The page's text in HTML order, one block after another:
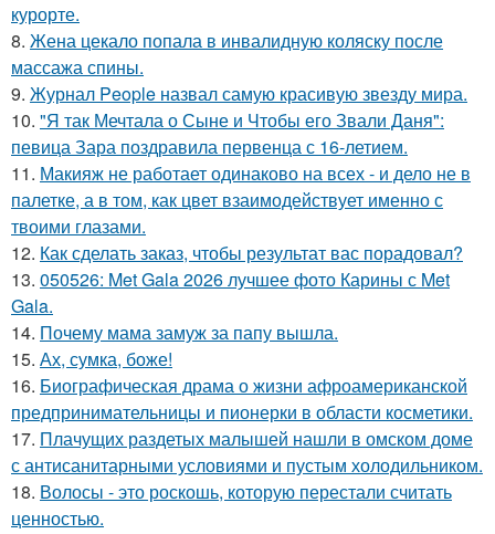
курорте.
8. Жена цекало попала в инвалидную коляску после
массажа спины.
9. Журнал People назвал самую красивую звезду мира.
10. "Я так Мечтала о Сыне и Чтобы его Звали Даня":
певица Зара поздравила первенца с 16-летием.
11. Макияж не работает одинаково на всех - и дело не в
палетке, а в том, как цвет взаимодействует именно с
твоими глазами.
12. Как сделать заказ, чтобы результат вас порадовал?
13. 050526: Met Gala 2026 лучшее фото Карины с Met
Gala.
14. Почему мама замуж за папу вышла.
15. Ах, сумка, боже!
16. Биографическая драма о жизни афроамериканской
предпринимательницы и пионерки в области косметики.
17. Плачущих раздетых малышей нашли в омском доме
с антисанитарными условиями и пустым холодильником.
18. Волосы - это роскошь, которую перестали считать
ценностью.